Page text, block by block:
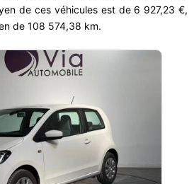
de ces véhicules est de 6 927,23 €,
de 108 574,38 km.